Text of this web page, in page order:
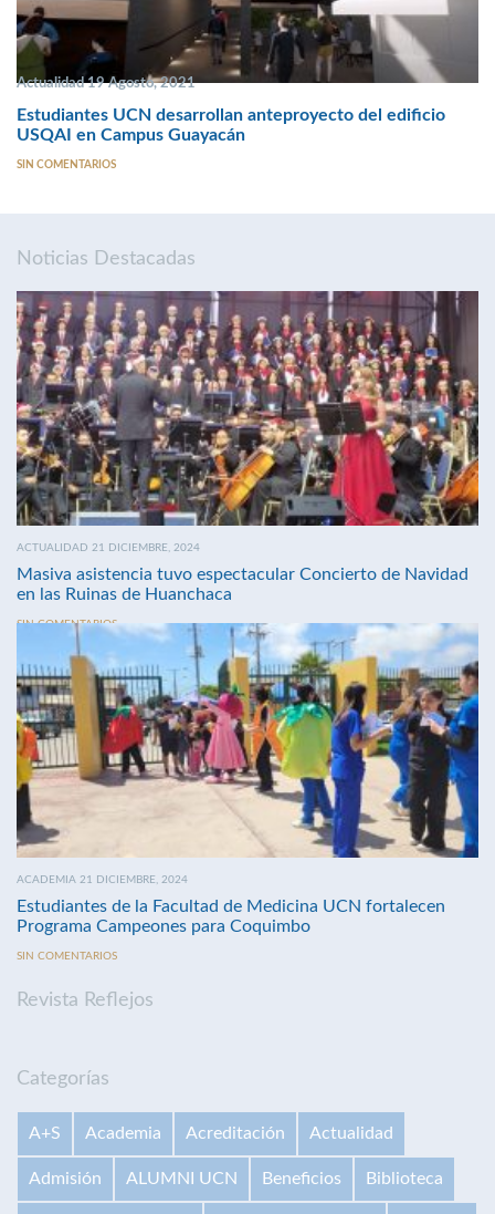
Actualidad 19 Agosto, 2021
Estudiantes UCN desarrollan anteproyecto del edificio
USQAI en Campus Guayacán
SIN COMENTARIOS
Noticias Destacadas
ACTUALIDAD 21 DICIEMBRE, 2024
Masiva asistencia tuvo espectacular Concierto de Navidad
en las Ruinas de Huanchaca
SIN COMENTARIOS
ACADEMIA 21 DICIEMBRE, 2024
Estudiantes de la Facultad de Medicina UCN fortalecen
Programa Campeones para Coquimbo
SIN COMENTARIOS
Revista Reflejos
Categorías
A+S Academia Acreditación Actualidad
Admisión ALUMNI UCN Beneficios Biblioteca